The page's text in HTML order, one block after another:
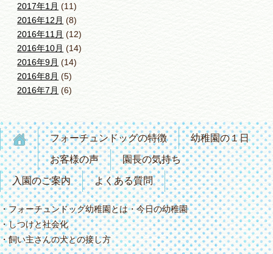
2017年1月 (11)
2016年12月 (8)
2016年11月 (12)
2016年10月 (14)
2016年9月 (14)
2016年8月 (5)
2016年7月 (6)
フォーチュンドッグの特徴 幼稚園の１日
お客様の声 園長の気持ち
入園のご案内 よくある質問
フォーチュンドッグ幼稚園とは
しつけと社会化
飼い主さんの犬との接し方
今日の幼稚園